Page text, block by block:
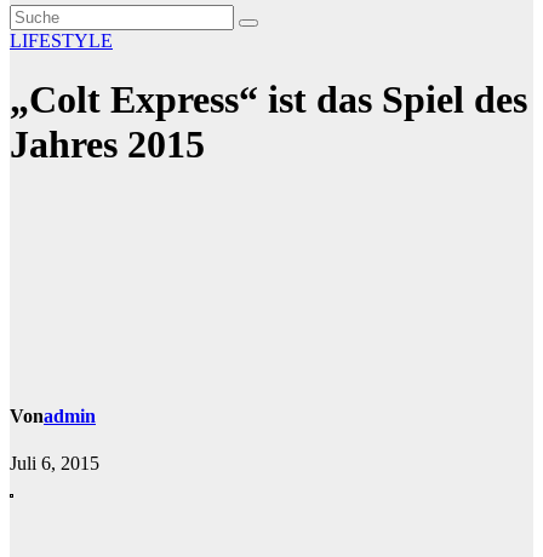
LIFESTYLE
„Colt Express“ ist das Spiel des
Jahres 2015
Vonadmin
Juli 6, 2015